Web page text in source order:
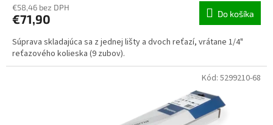
€58,46 bez DPH
€71,90 Do košíka
Súprava skladajúca sa z jednej lišty a dvoch reťazí, vrátane 1/4"
reťazového kolieska (9 zubov).
Kód: 5299210-68